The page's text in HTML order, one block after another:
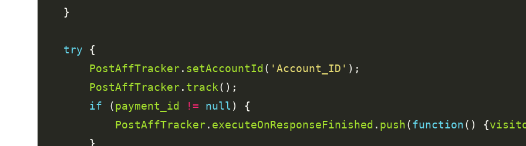
try
PostAffTracker. setAccountId( 'Account_ID'
PostAffTracker. track
if (payment_id != null
PostAffTracker. executeOnResponseFinished . push(function() {